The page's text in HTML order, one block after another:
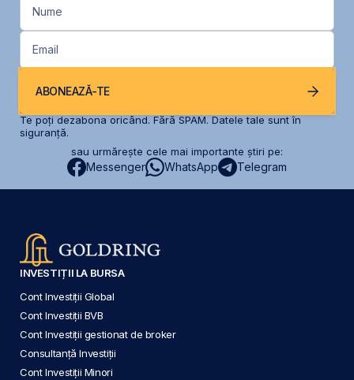
Nume
Email
ABONEAZĂ-TE
Te poți dezabona oricând. Fără SPAM. Datele tale sunt în
siguranță.
sau urmărește cele mai importante știri pe:
Messenger WhatsApp Telegram
INVESTIȚII LA BURSA
Cont Investiții Global
Cont Investiții BVB
Cont Investiții gestionat de broker
Consultanță Investiții
Cont Investiții Minori